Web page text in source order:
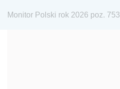
1975 1974
Monitor Polski rok 2026 poz. 753